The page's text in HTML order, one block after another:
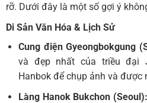
rỡ. Dưới đây là một số gợi ý
Di Sản Văn Hóa & Lịch Sử
Cung điện Gyeongbokgung
và đẹp nhất của triều đại
Hanbok để chụp ảnh và được
Làng Hanok Bukchon (Seoul):